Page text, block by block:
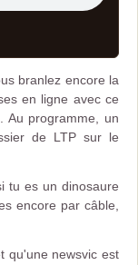
branlez encore la
en ligne avec ce
Au programme, un
de LTP sur le
tu es un dinosaure
encore par câble,
qu'une newsvic est